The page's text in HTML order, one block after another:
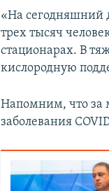
«На сегодняшний
трех тысяч
стационарах. В
кислородную
Напомним, что за
заболевания